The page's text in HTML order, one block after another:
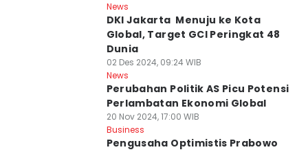
News
DKI Jakarta Menuju ke Kota
Global, Target GCI Peringkat 48
Dunia
02 Des 2024, 09:24 WIB
News
Perubahan Politik AS Picu Potensi
Perlambatan Ekonomi Global
20 Nov 2024, 17:00 WIB
Business
Pengusaha Optimistis Prabowo